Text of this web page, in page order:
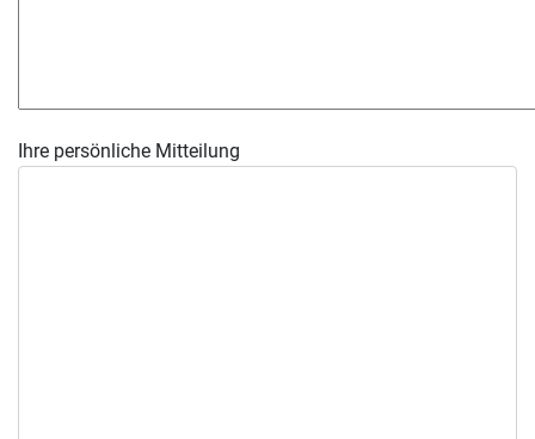
Ihre persönliche Mitteilung